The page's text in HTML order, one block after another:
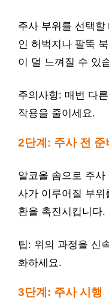
주사 부위를 선택할
인 허벅지나 팔뚝
이 덜 느껴질 수 있
주의사항: 매번 다
작용을 줄이세요.
2단계: 주사 전 준
알코올 솜으로 주
사가 이루어질 부위
환을 촉진시킵니다.
팁: 위의 과정을 신
화하세요.
3단계: 주사 시행